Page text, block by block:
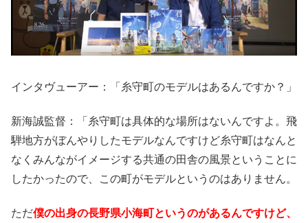
インタヴューアー：「糸守町のモデルはあるんですか？」
新海誠監督：「糸守町は具体的な場所はないんですよ。飛
騨地方がぼんやりしたモデルなんですけど糸守町はなんと
なくみんながイメージする共通の田舎の風景ということに
したかったので、この町がモデルというのはありません。
ただ僕の出身の長野県小海町というのがあるんですけど、